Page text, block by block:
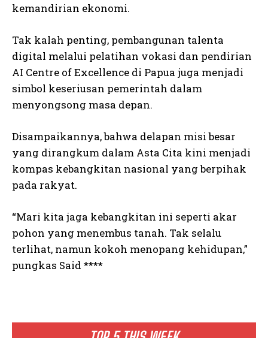
kemandirian ekonomi.
Tak kalah penting, pembangunan talenta
digital melalui pelatihan vokasi dan pendirian
AI Centre of Excellence di Papua juga menjadi
simbol keseriusan pemerintah dalam
menyongsong masa depan.
Disampaikannya, bahwa delapan misi besar
yang dirangkum dalam Asta Cita kini menjadi
kompas kebangkitan nasional yang berpihak
pada rakyat.
“Mari kita jaga kebangkitan ini seperti akar
pohon yang menembus tanah. Tak selalu
terlihat, namun kokoh menopang kehidupan,”
pungkas Said ****